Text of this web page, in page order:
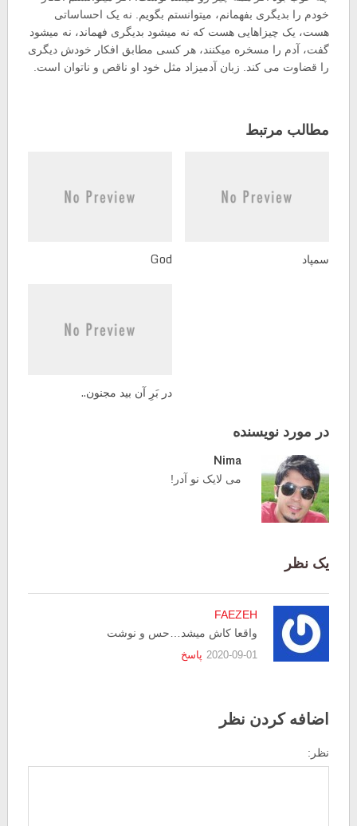
خودم را بدیگری بفهمانم، میتوانستم بگویم. نه یک احساساتی
هست، یک چیزاهایی هست که نه میشود بدیگری فهماند، نه میشود
گفت، آدم را مسخره میکنند، هر کسی مطابق افکار خودش دیگری
را قضاوت می کند. زبان آدمیزاد مثل خود او ناقص و ناتوان است.
مطالب مرتبط
God سمپاد
در بَرِ آن بید مجنون..
در مورد نویسنده
Nima
می لایک نو آدر!
یک نظر
FAEZEH
واقعا کاش میشد…حس و نوشت
2020-09-01 پاسخ
اضافه کردن نظر
نظر: